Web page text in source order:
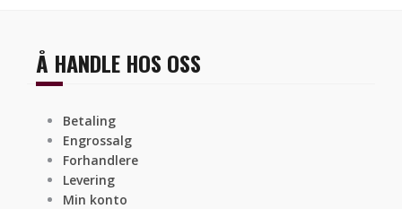
Å HANDLE HOS OSS
Betaling
Engrossalg
Forhandlere
Levering
Min konto